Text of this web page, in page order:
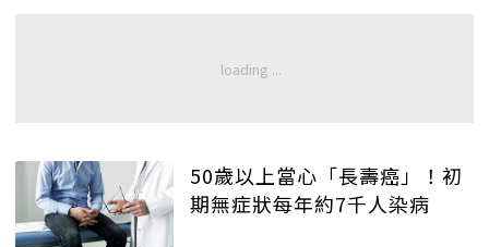
50歲以上當心「長壽癌」！初
期無症狀每年約7千人染病